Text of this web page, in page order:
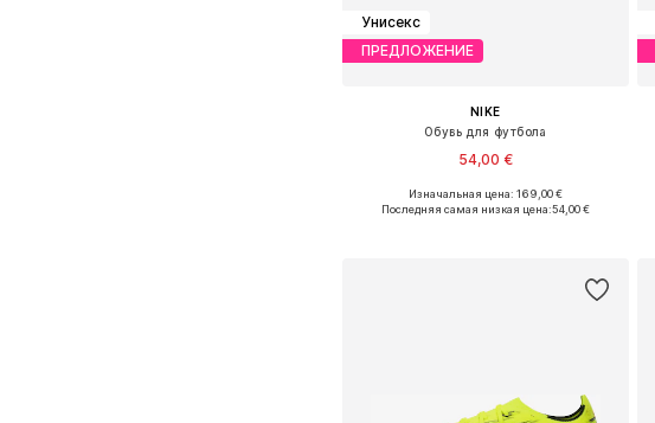
Унисекс
ПРЕДЛОЖЕНИЕ
NIKE
Обувь для футбола
54,00 €
Доступно множество размеров
Изначальная цена: 169,00 €
Последняя самая низкая цена:54,00 €